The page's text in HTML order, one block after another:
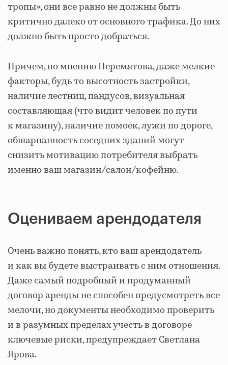
тропы», они все равно не должны быть
критично далеко от основного трафика. До них
должно быть просто добраться.
Причем, по мнению Перемятова, даже мелкие
факторы, будь то высотность застройки,
наличие лестниц, пандусов, визуальная
составляющая (что видит человек по пути
к магазину), наличие помоек, лужи по дороге,
обшарпанность соседних зданий могут
снизить мотивацию потребителя выбрать
именно ваш магазин/салон/кофейню.
Оцениваем арендодателя
Очень важно понять, кто ваш арендодатель
и как вы будете выстраивать с ним отношения.
Даже самый подробный и продуманный
договор аренды не способен предусмотреть все
мелочи, но документы необходимо проверить
и в разумных пределах учесть в договоре
ключевые риски, предупреждает Светлана
Ярова.